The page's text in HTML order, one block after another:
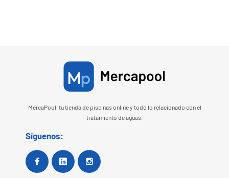
MercaPool, tu tienda de piscinas online y todo lo relacionado con el
tratamiento de aguas.
Síguenos:
Facebook Google+